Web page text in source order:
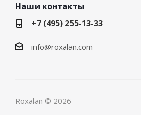
Наши контакты
+7 (495) 255-13-33
info@roxalan.com
Roxalan © 2026